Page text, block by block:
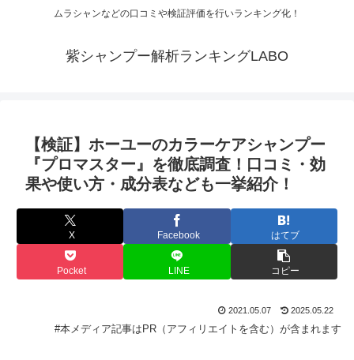
ムラシャンなどの口コミや検証評価を行いランキング化！
紫シャンプー解析ランキングLABO
【検証】ホーユーのカラーケアシャンプー
『プロマスター』を徹底調査！口コミ・効
果や使い方・成分表なども一挙紹介！
X Facebook はてブ
Pocket LINE コピー
2021.05.07 2025.05.22
#本メディア記事はPR（アフィリエイトを含む）が含まれます